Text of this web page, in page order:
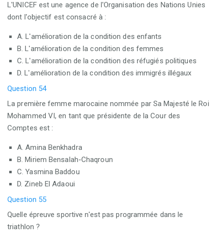
L'UNICEF est une agence de l'Organisation des Nations Unies
dont l'objectif est consacré à :
A. L'amélioration de la condition des enfants
B. L'amélioration de la condition des femmes
C. L'amélioration de la condition des réfugiés politiques
D. L'amélioration de la condition des immigrés illégaux
Question 54
La première femme marocaine nommée par Sa Majesté le Roi
Mohammed VI, en tant que présidente de la Cour des
Comptes est :
A. Amina Benkhadra
B. Miriem Bensalah-Chaqroun
C. Yasmina Baddou
D. Zineb El Adaoui
Question 55
Quelle épreuve sportive n'est pas programmée dans le
triathlon ?